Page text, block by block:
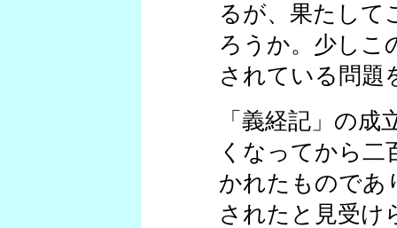
るが、果たして
ろうか。少しこ
されている問
「義経記」の
くなってから二
かれたものであ
されたと見受け